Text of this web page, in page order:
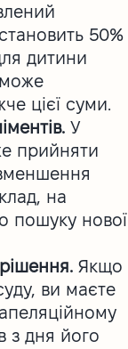
50%
дитини
може
цієї суми.
У
прийняти
на
пошуку нової
Якщо
ви маєте
з дня його